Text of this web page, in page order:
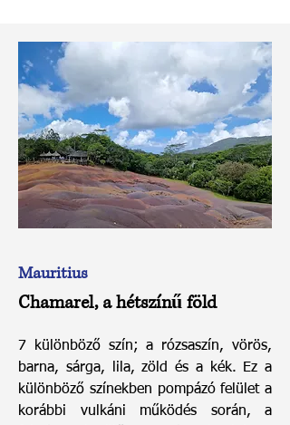
Mauritius
Chamarel, a hétszínű föld
7 különböző szín; a rózsaszín, vörös,
barna, sárga, lila, zöld és a kék. Ez a
különböző színekben pompázó felület a
korábbi vulkáni működés során, a